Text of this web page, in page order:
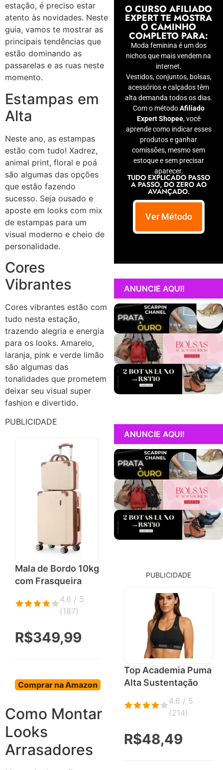
estação, é preciso estar
atento às novidades. Neste
guia, vamos te mostrar as
principais tendências que
estão dominando as
passarelas e as ruas neste
momento.
Estampas em
Alta
Neste ano, as estampas
estão com tudo! Xadrez,
animal print, floral e poá
são algumas das opções
que estão fazendo
sucesso. Seja ousado e
aposte em looks com mix
de estampas para um
visual moderno e cheio de
personalidade.
Cores
Vibrantes
Cores vibrantes estão com
tudo nesta estação,
trazendo alegria e energia
para os looks. Amarelo,
laranja, pink e verde limão
são algumas das
tonalidades que prometem
deixar seu visual super
fashion e divertido.
PUBLICIDADE
Mala de Bordo 10kg
com Frasqueira
4.6 / 5
(187)
R$349,99
Comprar na Amazon
Como Montar
Looks
Arrasadores
O CURSO AFILIADO
EXPERT TE MOSTRA
O CAMINHO
COMPLETO PARA:
Moda feminina é um dos
nichos que mais vendem na
internet.
Vestidos, conjuntos, bolsas,
acessórios e calçados têm
alta demanda todos os dias.
Com o métodoAfiliado
Expert Shopee, você
aprende como indicar esses
produtos e ganhar
comissões, mesmo sem
estoque e sem precisar
aparecer.
TUDO EXPLICADO PASSO
A PASSO, DO ZERO AO
AVANÇADO.
Ver Método
ANUNCIE AQUI!
ANUNCIE AQUI!
PUBLICIDADE
Top Academia Puma
Alta Sustentação
4.6 / 5
(214)
R$48,49